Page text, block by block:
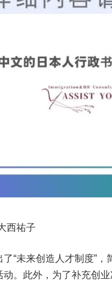
西祐子
“未来创造人才制度”
。此外，为了补充创